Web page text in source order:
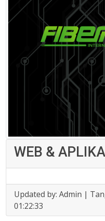
WEB &
Updated by: Admin |
01:22:33